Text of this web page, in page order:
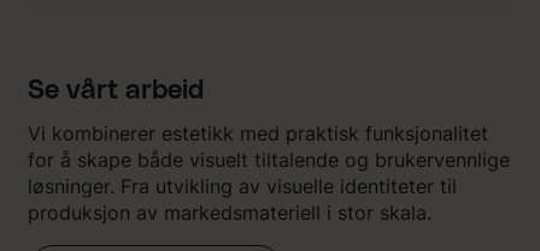
Se vårt arbeid
Vi kombinerer estetikk med praktisk funksjonalitet
for å skape både visuelt tiltalende og brukervennlige
løsninger. Fra utvikling av visuelle identiteter til
produksjon av markedsmateriell i stor skala.